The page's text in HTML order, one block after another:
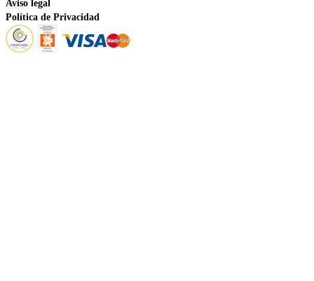
Aviso legal
Política de Privacidad